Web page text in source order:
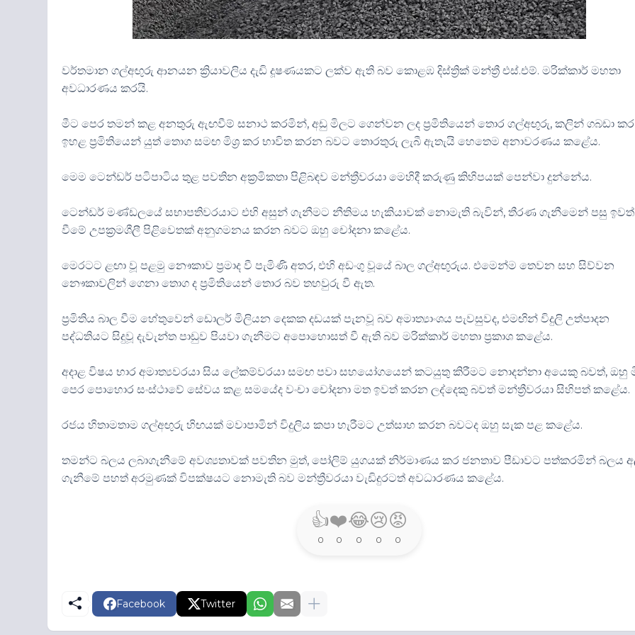
වර්තමාන ගල්අඟුරු ආනයන ක්‍රියාවලිය දැඩි දූෂණයකට ලක්ව ඇති බව කොළඹ දිස්ත්‍රික් මන්ත්‍රී එස්.එම්. මරික්කාර් මහතා
අවධාරණය කරයි.
මීට පෙර තමන් කළ අනතුරු ඇඟවීම් සනාථ කරමින්, අඩු මිලට ගෙන්වන ලද ප්‍රමිතියෙන් තොර ගල්අඟුරු, කලින් ගබඩා
ඉහළ ප්‍රමිතියෙන් යුත් තොග සමඟ මිශ්‍ර කර භාවිත කරන බවට තොරතුරු ලැබී ඇතැයි හෙතෙම අනාවරණය කළේය.
මෙම ටෙන්ඩර් පටිපාටිය තුළ පවතින අක්‍රමිකතා පිළිබඳව මන්ත්‍රීවරයා මෙහිදී කරුණු කිහිපයක් පෙන්වා දුන්නේය.
ටෙන්ඩර් මණ්ඩලයේ සභාපතිවරයාට එහි අසුන් ගැනීමට නීතිමය හැකියාවක් නොමැති බැවින්, තීරණ ගැනීමෙන් පසු ඉවත්
වීමේ උපක්‍රමශීලී පිළිවෙතක් අනුගමනය කරන බවට ඔහු චෝදනා කළේය.
මෙරටට ළඟා වූ පළමු නෞකාව ප්‍රමාද වී පැමිණි අතර, එහි අඩංගු වූයේ බාල ගල්අඟුරුය. එමෙන්ම තෙවන සහ සිව්වන
නෞකාවලින් ගෙනා තොග ද ප්‍රමිතියෙන් තොර බව තහවුරු වී ඇත.
ප්‍රමිතිය බාල වීම හේතුවෙන් ඩොලර් මිලියන දෙකක දඩයක් පැනවූ බව අමාත්‍යාංශය පැවසුවද, එමඟින් විදුලි උත්පාදන
පද්ධතියට සිදුවූ දැවැන්ත පාඩුව පියවා ගැනීමට අපොහොසත් වී ඇති බව මරික්කාර් මහතා ප්‍රකාශ කළේය.
අදාළ විෂය භාර අමාත්‍යවරයා සිය ලේකම්වරයා සමඟ පවා සහයෝගයෙන් කටයුතු කිරීමට නොදන්නා අයෙකු බවත්, ඔහු
පෙර පොහොර සංස්ථාවේ සේවය කළ සමයේද වංචා චෝදනා මත ඉවත් කරන ලද්දෙකු බවත් මන්ත්‍රීවරයා සිහිපත් කළේය.
රජය හිතාමතාම ගල්අඟුරු හිඟයක් මවාපාමින් විදුලිය කපා හැරීමට උත්සාහ කරන බවටද ඔහු සැක පළ කළේය.
තමන්ට බලය ලබාගැනීමේ අවශ්‍යතාවක් පවතින මුත්, පෝලිම් යුගයක් නිර්මාණය කර ජනතාව පීඩාවට පත්කරමින් බලය
ගැනීමේ පහත් අරමුණක් විපක්ෂයට නොමැති බව මන්ත්‍රීවරයා වැඩිදුරටත් අවධාරණය කළේය.
👍
0
❤️
0
😂
0
😢
0
😡
0
Facebook Twitter